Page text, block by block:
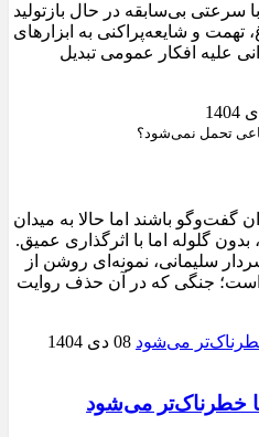
بی‌سابقه در حال بازتولید
و شایعه‌پراکنی به ابزارهای
علیه افکار عمومی تبدیل
تحمل نمی‌شود؟
گفت‌وگو باشند اما حالا به میدان
بدون گلوله اما با اثرگذاری عمیق.
سلیمانی، نمونه‌ای روشن از
جنگی که در آن حذف روایت
08 دی 1404
خطرناک‌تر می‌شود